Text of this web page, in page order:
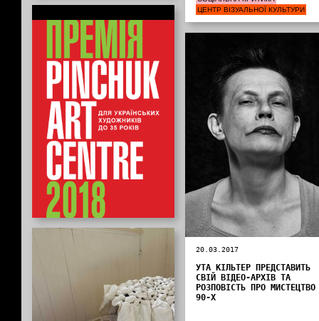
ЦЕНТР ВІЗУАЛЬНОЇ КУЛЬТУРИ
20.03.2017
УТА КІЛЬТЕР ПРЕДСТАВИТЬ
СВІЙ ВІДЕО-АРХІВ ТА
РОЗПОВІСТЬ ПРО МИСТЕЦТВО
90-Х